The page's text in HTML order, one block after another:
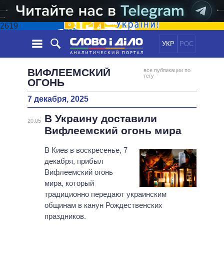
2619
УКР РОС
НОВОСТИ
ЛЕНТА
СОБЫТИЯ
СТАТЬИ
МНЕНИЯ
ОБЗОРЫ
ДАЙДЖЕСТЫ
ПОЛИТИКА
ЭКОНОМИКА
ОБЩЕСТВО
ОБЕЩАНИЯ
ПОЛИТИКИ
ВСЕ ПОЛИТИКИ
ПРЕЗИДЕНТ И ОФИС
ВЕРХОВНАЯ РАДА
КАБИНЕТ МИНИСТРОВ
ГЛАВЫ ОБЛАДМИНИСТРАЦИЙ
МЭРЫ
ИНФОГРАФИКА
ВИДЕО
ПОДДЕРЖАТЬ
СРАВНЕНИЕ ПОЛИТИКОВ
ВИФЛЕЕМСКИЙ
ОГОНЬ
все публикации по
тегу
7 декабря, 2025
20:05
В Украину доставили
Вифлеемский огонь мира
В Киев в воскресенье, 7
декабря, прибыл
Вифлеемский огонь
мира, который
традиционно передают украинским
общинам в канун Рождественских
праздников.